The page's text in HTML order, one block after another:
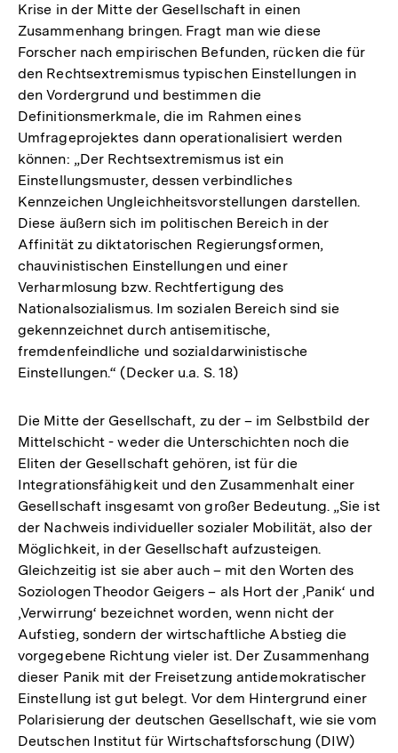
Krise in der Mitte der Gesellschaft in einen
Zusammenhang bringen. Fragt man wie diese
Forscher nach empirischen Befunden, rücken die für
den Rechtsextremismus typischen Einstellungen in
den Vordergrund und bestimmen die
Definitionsmerkmale, die im Rahmen eines
Umfrageprojektes dann operationalisiert werden
können: „Der Rechtsextremismus ist ein
Einstellungsmuster, dessen verbindliches
Kennzeichen Ungleichheitsvorstellungen darstellen.
Diese äußern sich im politischen Bereich in der
Affinität zu diktatorischen Regierungsformen,
chauvinistischen Einstellungen und einer
Verharmlosung bzw. Rechtfertigung des
Nationalsozialismus. Im sozialen Bereich sind sie
gekennzeichnet durch antisemitische,
fremdenfeindliche und sozialdarwinistische
Einstellungen.“ (Decker u.a. S. 18)
Die Mitte der Gesellschaft, zu der – im Selbstbild der
Mittelschicht - weder die Unterschichten noch die
Eliten der Gesellschaft gehören, ist für die
Integrationsfähigkeit und den Zusammenhalt einer
Gesellschaft insgesamt von großer Bedeutung. „Sie ist
der Nachweis individueller sozialer Mobilität, also der
Möglichkeit, in der Gesellschaft aufzusteigen.
Gleichzeitig ist sie aber auch – mit den Worten des
Soziologen Theodor Geigers – als Hort der ‚Panik‘ und
‚Verwirrung‘ bezeichnet worden, wenn nicht der
Aufstieg, sondern der wirtschaftliche Abstieg die
vorgegebene Richtung vieler ist. Der Zusammenhang
dieser Panik mit der Freisetzung antidemokratischer
Einstellung ist gut belegt. Vor dem Hintergrund einer
Polarisierung der deutschen Gesellschaft, wie sie vom
Deutschen Institut für Wirtschaftsforschung (DIW)